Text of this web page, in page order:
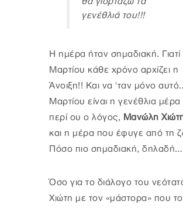
γενέθλιά του!!!
Η ημέρα ήταν σημαδιακή. Γιατί
Μαρτίου κάθε χρόνο αρχίζει η
Άνοιξη!! Και να 'ταν μόνο
Μαρτίου είναι η γενέθλια μέρα
περί ου ο λόγος, Μανώλη
και η μέρα που έφυγε από τη
Πόσο πιο σημαδιακή, δηλαδή…
Όσο για το διάλογο του
Χιώτη με τον «μάστορα» που